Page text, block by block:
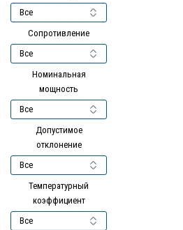
Сопротивление
Номинальная
мощность
Допустимое
отклонение
Температурный
коэффициент